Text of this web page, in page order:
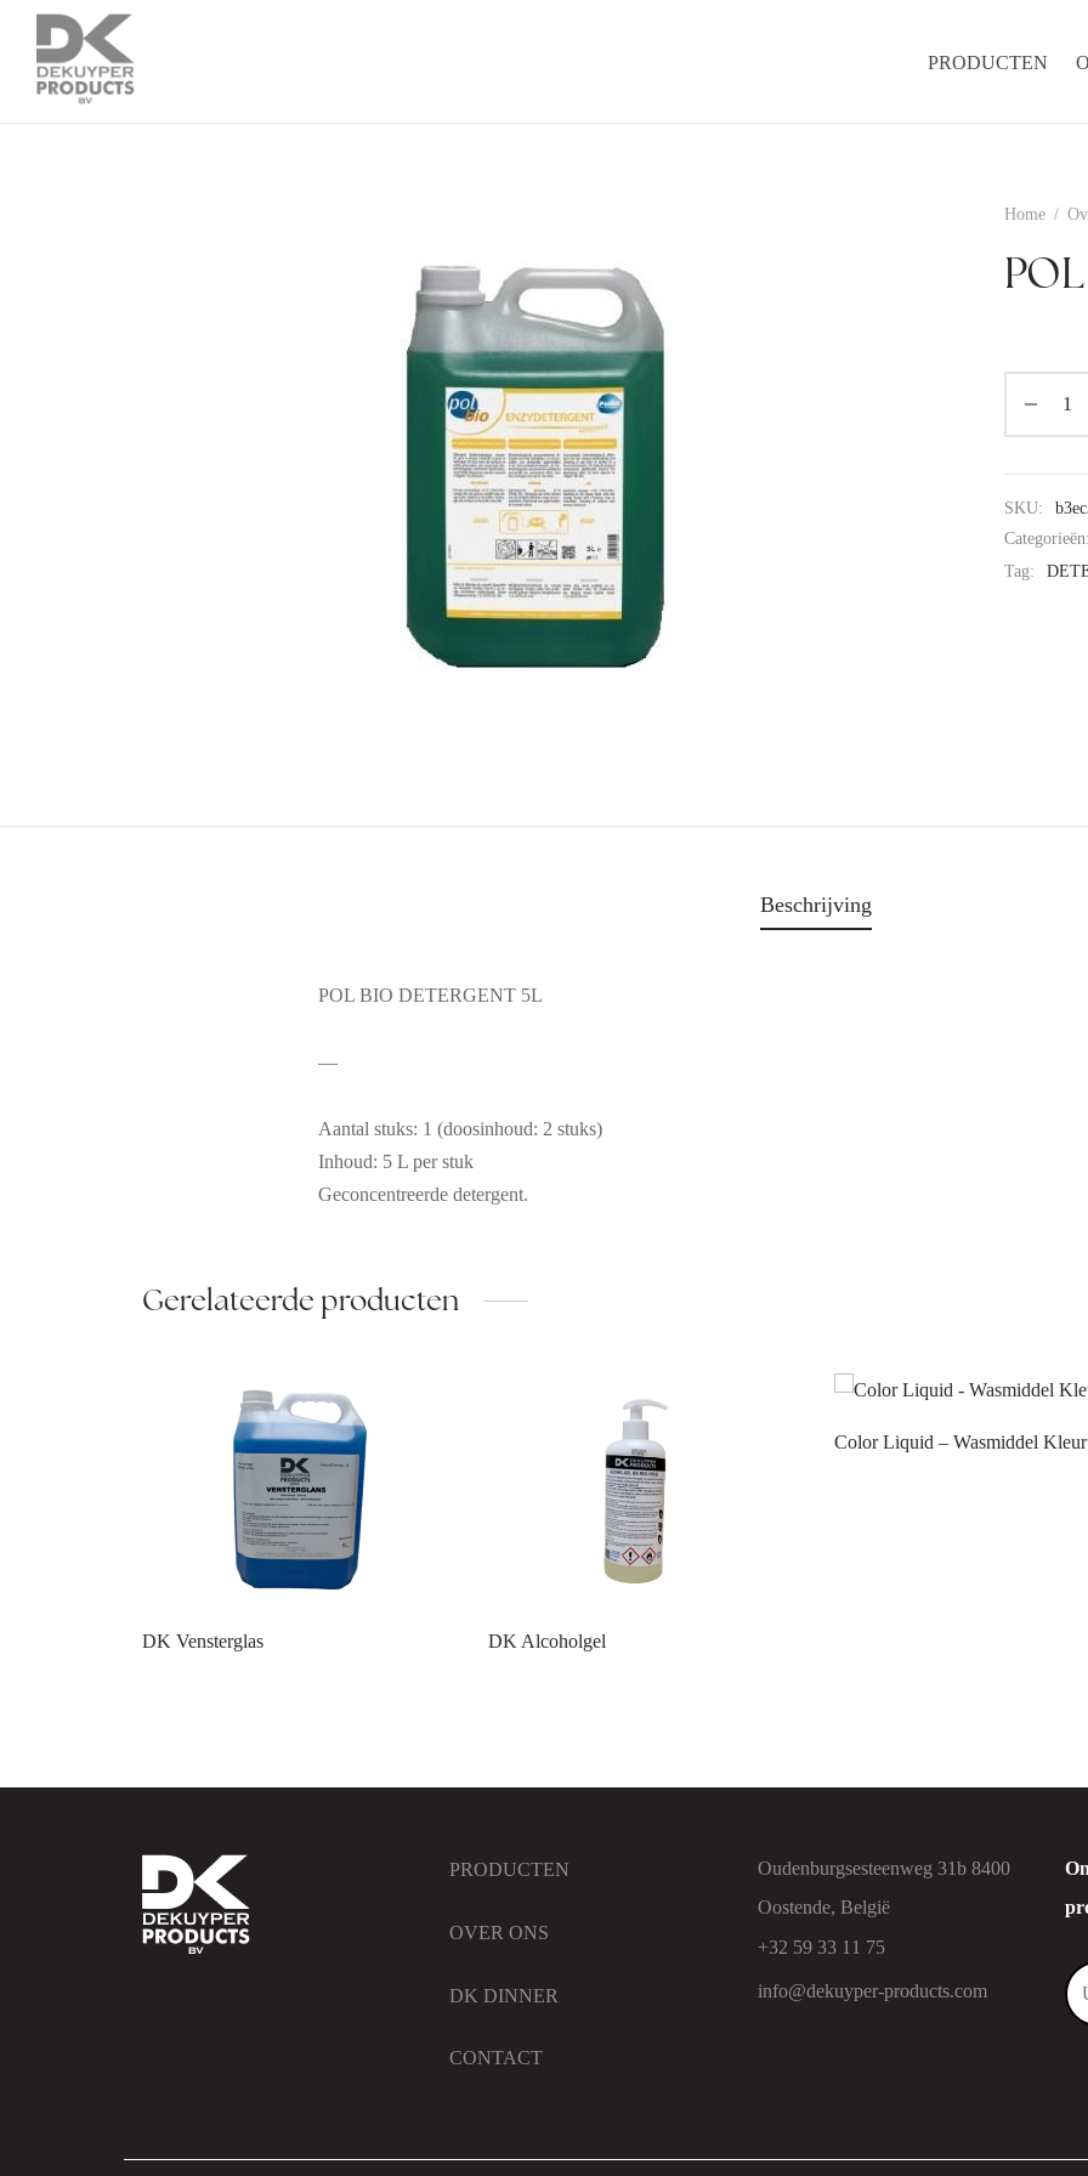
PRODUCTEN
Home /
SKU:
Categorieën:
Tag:
Beschrijving
POL BIO DETERGENT 5L
—
Aantal stuks: 1 (doosinhoud: 2 stuks)
Inhoud: 5 L per stuk
Geconcentreerde detergent.
Gerelateerde producten
DK Vensterglas DK Alcoholgel
Color Liquid – Wasmiddel Kleur
PRODUCTEN
OVER ONS
DK DINNER
CONTACT
Oudenburgsesteenweg 31b 8400
Oostende, België
+32 59 33 11 75
info@dekuyper-products.com